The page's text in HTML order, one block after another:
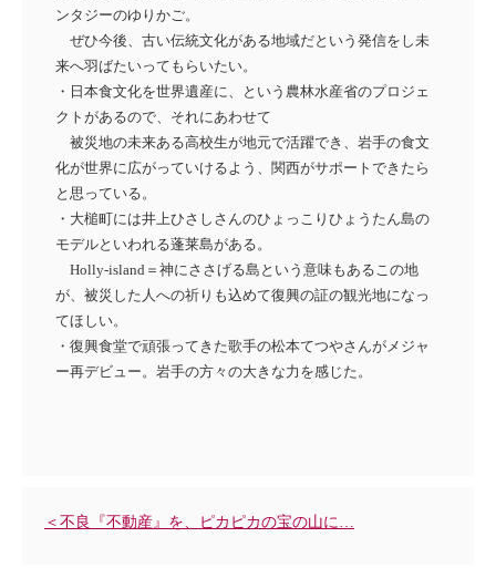
ンタジーのゆりかご。
ぜひ今後、古い伝統文化がある地域だという発信をし未
来へ羽ばたいってもらいたい。
・日本食文化を世界遺産に、という農林水産省のプロジェ
クトがあるので、それにあわせて
被災地の未来ある高校生が地元で活躍でき、岩手の食文
化が世界に広がっていけるよう、関西がサポートできたら
と思っている。
・大槌町には井上ひさしさんのひょっこりひょうたん島の
モデルといわれる蓬莱島がある。
Holly-island＝神にささげる島という意味もあるこの地
が、被災した人への祈りも込めて復興の証の観光地になっ
てほしい。
・復興食堂で頑張ってきた歌手の松本てつやさんがメジャ
ー再デビュー。岩手の方々の大きな力を感じた。
＜不良『不動産』を、ピカピカの宝の山に…